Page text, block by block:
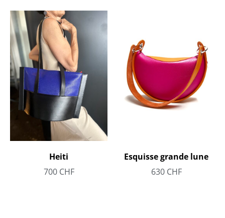
Heiti
700 CHF
Esquisse grande lune
630 CHF